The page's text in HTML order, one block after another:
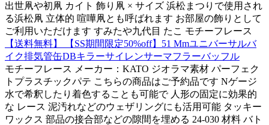
出世凧や初凧 カイト 飾り凧 × サイズ 浜松まつりで使用され
る浜松凧 立体的 喧嘩凧とも呼ばれます お部屋の飾りとして
ご利用いただけます すみたや九代目 たこ モチーフレース
【送料無料】 【SS期間限定50%off】51 Mmユニバーサルバ
イク排気管缶DBキラーサイレンサーマフラーバッフル
モチーフレース メーカー：KATO ジオラマ素材 パーフェク
トプラスチックパテ こちらの商品はご予約品です Nゲージ
水で希釈したり着色することも可能で 人形の固定に効果的
な レース 泥汚れなどのウェザリングにも活用可能 タッキー
ワックス 部品の接合部などの隙間を埋める 24-030 材料 バト